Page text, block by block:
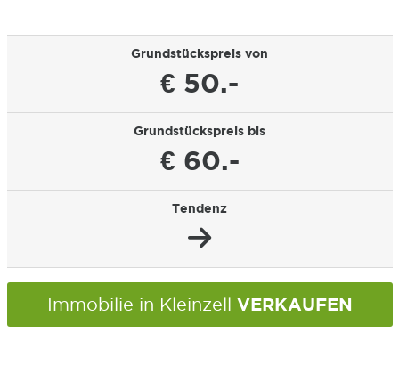
Grundstückspreis von
€ 50.-
Grundstückspreis bis
€ 60.-
Tendenz
Immobilie in Kleinzell VERKAUFEN